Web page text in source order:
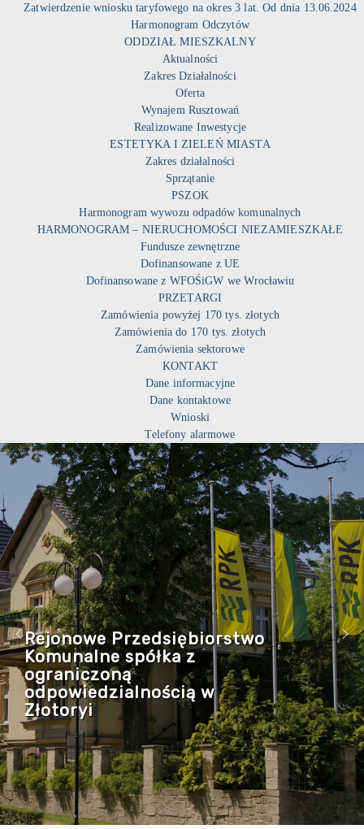
Zatwierdzenie wniosku taryfowego na okres 3 lat. Od dnia 13.06.2024
Harmonogram Odczytów
ODDZIAŁ MIESZKALNY
Aktualności
Zakres Działalności
Oferta
Wynajem Rusztowań
Realizowane Inwestycje
ESTETYKA I ZIELEŃ MIASTA
Zakres działalności
Sprzątanie
PSZOK
Harmonogram wywozu odpadów komunalnych
HARMONOGRAM – NIERUCHOMOŚCI NIEZAMIESZKAŁE
Fundusze zewnętrzne
Dofinansowane z UE
Dofinansowane z WFOŚiGW we Wrocławiu
PRZETARGI
Zamówienia powyżej 170 tys. złotych
Zamówienia do 170 tys. złotych
Zamówienia sektorowe
KONTAKT
Dane informacyjne
Dane kontaktowe
Wnioski
Telefony alarmowe
Rejonowe Przedsiębiorstwo
Komunalne spółka z
ograniczoną
odpowiedzialnością w
Złotoryi